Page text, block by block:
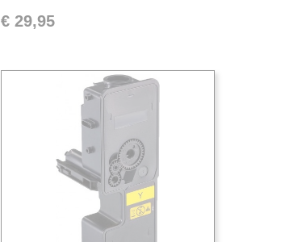
€ 29,95